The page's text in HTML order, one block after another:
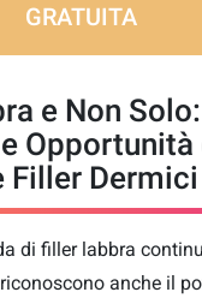
GRATUITA
e Non Solo:
Opportunità
Filler Dermici
di filler labbra
anche il